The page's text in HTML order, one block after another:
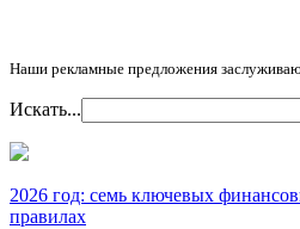
Наши рекламные предложения
Искать...
2026 год: семь ключевых
правилах